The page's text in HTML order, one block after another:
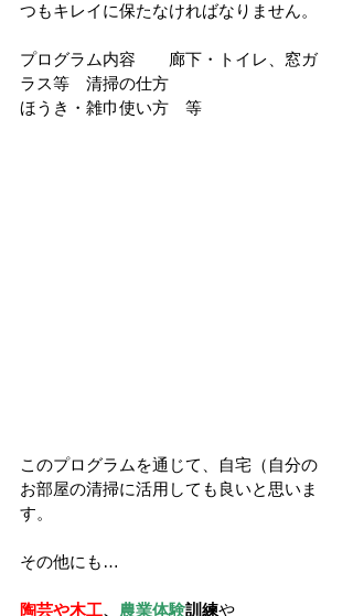
つもキレイに保たなければなりません。
プログラム内容　　廊下・トイレ、窓ガ
ラス等　清掃の仕方
ほうき・雑巾使い方　等
このプログラムを通じて、自宅（自分の
お部屋の清掃に活用しても良いと思いま
す。
その他にも…
陶芸や木工、 農業体験訓練や